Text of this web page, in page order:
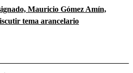
Mauricio Gómez Amín,
tema arancelario